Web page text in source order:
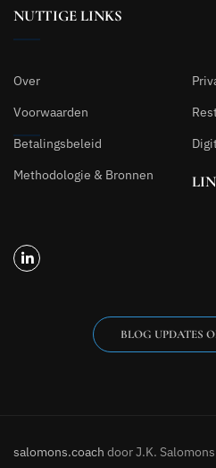
NUTTIGE LINKS
Over
Voorwaarden
Betalingsbeleid
Methodologie & Bronnen
BLOG UPDATES
salomons.coach door J.K.